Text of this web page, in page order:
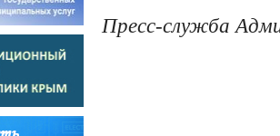
Пресс-служба